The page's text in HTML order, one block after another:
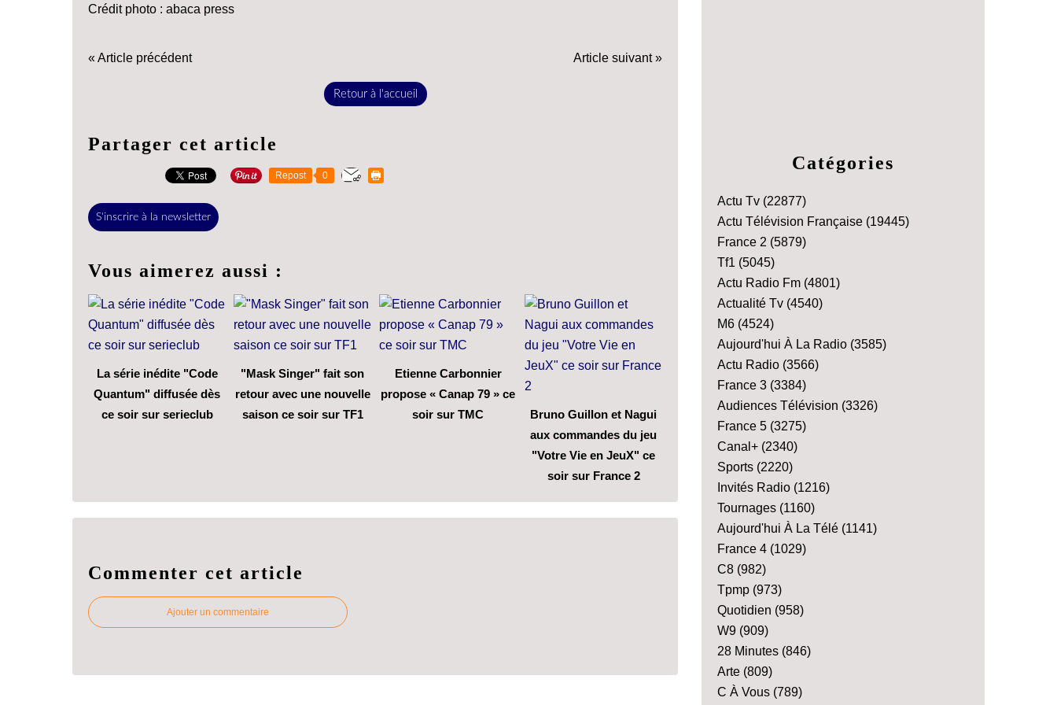
Crédit photo : abaca press
« Article précédent Article suivant »
Retour à l'accueil
Partager cet article
Repost 0
S'inscrire à la newsletter
Vous aimerez aussi :
La série inédite "Code
Quantum" diffusée dès
ce soir sur serieclub
"Mask Singer" fait son
retour avec une nouvelle
saison ce soir sur TF1
Etienne Carbonnier
propose « Canap 79 » ce
soir sur TMC
Bruno Guillon et Nagui
aux commandes du jeu
"Votre Vie en JeuX" ce
soir sur France 2
Commenter cet article
Ajouter un commentaire
Catégories
Actu Tv (22877)
Actu Télévision Française (19445)
France 2 (5879)
Tf1 (5045)
Actu Radio Fm (4801)
Actualité Tv (4540)
M6 (4524)
Aujourd'hui À La Radio (3585)
Actu Radio (3566)
France 3 (3384)
Audiences Télévision (3326)
France 5 (3275)
Canal+ (2340)
Sports (2220)
Invités Radio (1216)
Tournages (1160)
Aujourd'hui À La Télé (1141)
France 4 (1029)
C8 (982)
Tpmp (973)
Quotidien (958)
W9 (909)
28 Minutes (846)
Arte (809)
C À Vous (789)